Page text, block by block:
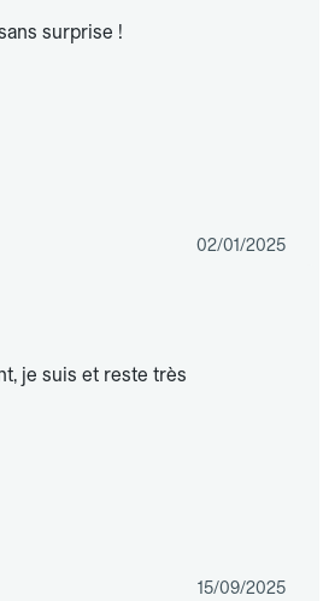
surprise !
02/01/2025
je suis et reste très
15/09/2025